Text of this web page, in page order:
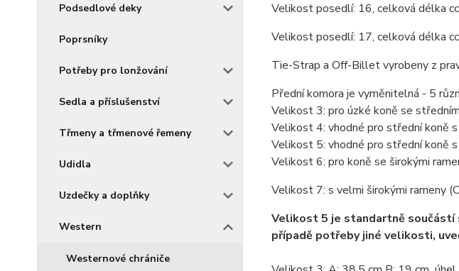
Podsedlové deky
Poprsníky
Potřeby pro lonžování
Sedla a příslušenství
Třmeny a třmenové řemeny
Udidla
Uzdečky a doplňky
Western
Westernové chrániče
Velikost posedlí: 16, celková délka
Velikost posedlí: 17, celková délka
Tie-Strap a Off-Billet vyrobeny z
Přední komora je vyměnitelná - 5
Velikost 3: pro úzké koně se
Velikost 4: vhodné pro střední koně
Velikost 5: vhodné pro střední koně
Velikost 6: pro koně se širokými
Velikost 7: s velmi širokými rameny
Velikost 5 je standartně
případě potřeby jiné velikosti,